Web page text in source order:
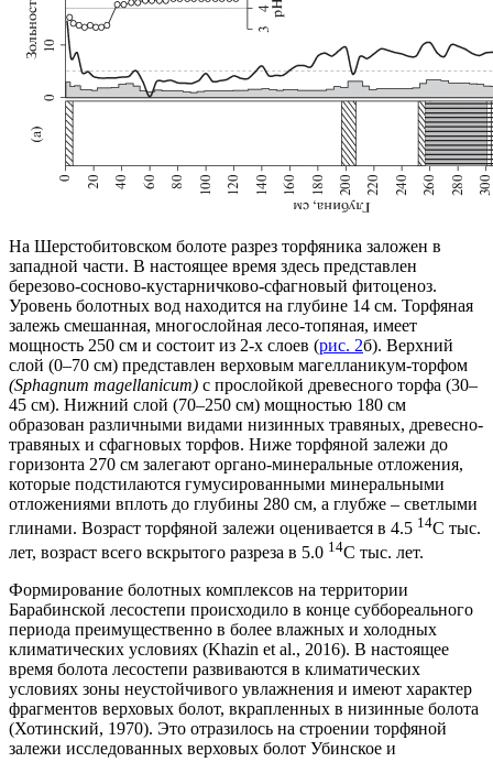
На Шерстобитовском болоте разрез торфяника заложен в
западной части. В настоящее время здесь представлен
березово-сосново-кустарничково-сфагновый фитоценоз.
Уровень болотных вод находится на глубине 14 см. Торфяная
залежь смешанная, многослойная лесо-топяная, имеет
мощность 250 cм и состоит из 2-х слоев (рис. 2б). Верхний
слой (0–70 cм) представлен верховым магелланикум-торфом
(Sphagnum magellanicum) с прослойкой древесного торфа (30–
45 cм). Нижний слой (70–250 cм) мощностью 180 cм
образован различными видами низинных травяных, древесно-
травяных и сфагновых торфов. Ниже торфяной залежи до
горизонта 270 cм залегают органо-минеральные отложения,
которые подстилаются гумусированными минеральными
отложениями вплоть до глубины 280 cм, а глубже – светлыми
глинами. Возраст торфяной залежи оценивается в 4.5 14С тыс.
лет, возраст всего вскрытого разреза в 5.0 14С тыс. лет.
Формирование болотных комплексов на территории
Барабинской лесостепи происходило в конце суббореального
периода преимущественно в более влажных и холодных
климатических условиях (Khazin et al., 2016). В настоящее
время болота лесостепи развиваются в климатических
условиях зоны неустойчивого увлажнения и имеют характер
фрагментов верховых болот, вкрапленных в низинные болота
(Хотинский, 1970). Это отразилось на строении торфяной
залежи исследованных верховых болот Убинское и